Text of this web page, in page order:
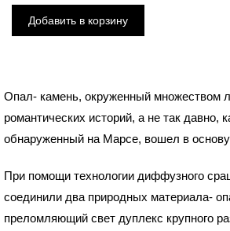
Опал- камень, окруженный множеством
романтических историй, а не так давно,
обнаруженный на Марсе, вошел в
При помощи технологии диффузного
соединили два природных материала-
преломляющий свет дуплекс крупного